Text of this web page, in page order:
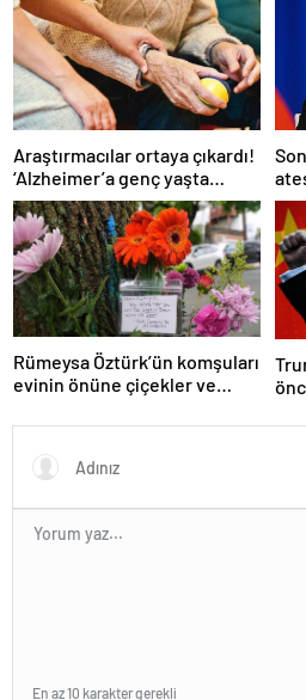
Araştırmacılar ortaya çıkardı!
‘Alzheimer’a genç yaşta
yakalanabilirsiniz’
Rümeysa Öztürk’ün komşuları
evinin önüne çiçekler ve
En az 10 karakter gerekli